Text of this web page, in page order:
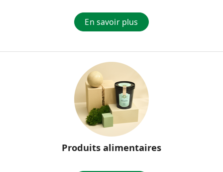
En savoir plus
Produits alimentaires